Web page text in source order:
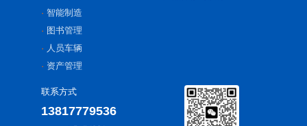
智能制造
图书管理
人员车辆
资产管理
联系方式
13817779536